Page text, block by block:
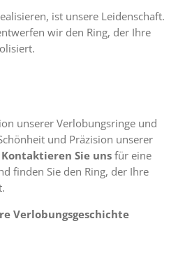
ist unsere Leidenschaft.
wir den Ring, der Ihre
unserer Verlobungsringe und
und Präzision unserer
Kontaktieren Sie uns für eine
finden Sie den Ring, der Ihre
Verlobungsgeschichte